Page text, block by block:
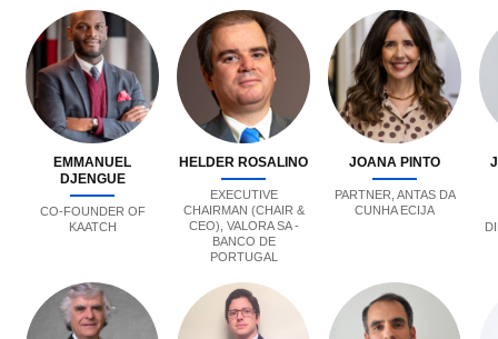
EMMANUEL
DJENGUE
CO-FOUNDER OF
KAATCH
HELDER ROSALINO
EXECUTIVE
CHAIRMAN (CHAIR &
CEO), VALORA SA -
BANCO DE
PORTUGAL
JOANA PINTO
PARTNER, ANTAS DA
CUNHA ECIJA